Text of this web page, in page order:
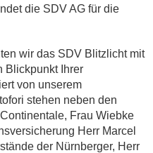
die SDV AG für die
wir das SDV Blitzlicht mit
Blickpunkt Ihrer
von unserem
stehen neben den
Frau Wiebke
Herr Marcel
der Nürnberger, Herr